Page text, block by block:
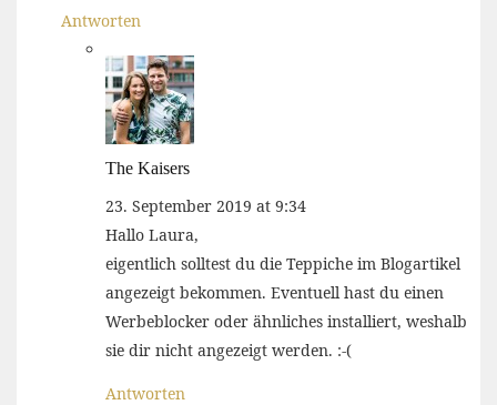
Antworten
The Kaisers
23. September 2019 at 9:34
Hallo Laura,
eigentlich solltest du die Teppiche im Blogartikel
angezeigt bekommen. Eventuell hast du einen
Werbeblocker oder ähnliches installiert, weshalb
sie dir nicht angezeigt werden. :-(
Antworten